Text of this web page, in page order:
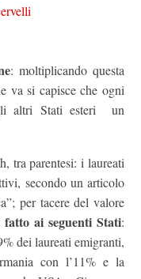
: moltiplicando questa
va si capisce che ogni
altri Stati esteri un
tra parentesi: i laureati
secondo un articolo
per tacere del valore
fatto ai seguenti Stati:
dei laureati emigranti,
con l’11% e la